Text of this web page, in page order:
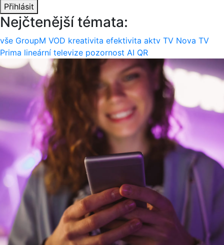
Přihlásit
Nejčtenější témata:
vše GroupM VOD kreativita efektivita aktv TV Nova TV
Prima lineární televize pozornost AI QR